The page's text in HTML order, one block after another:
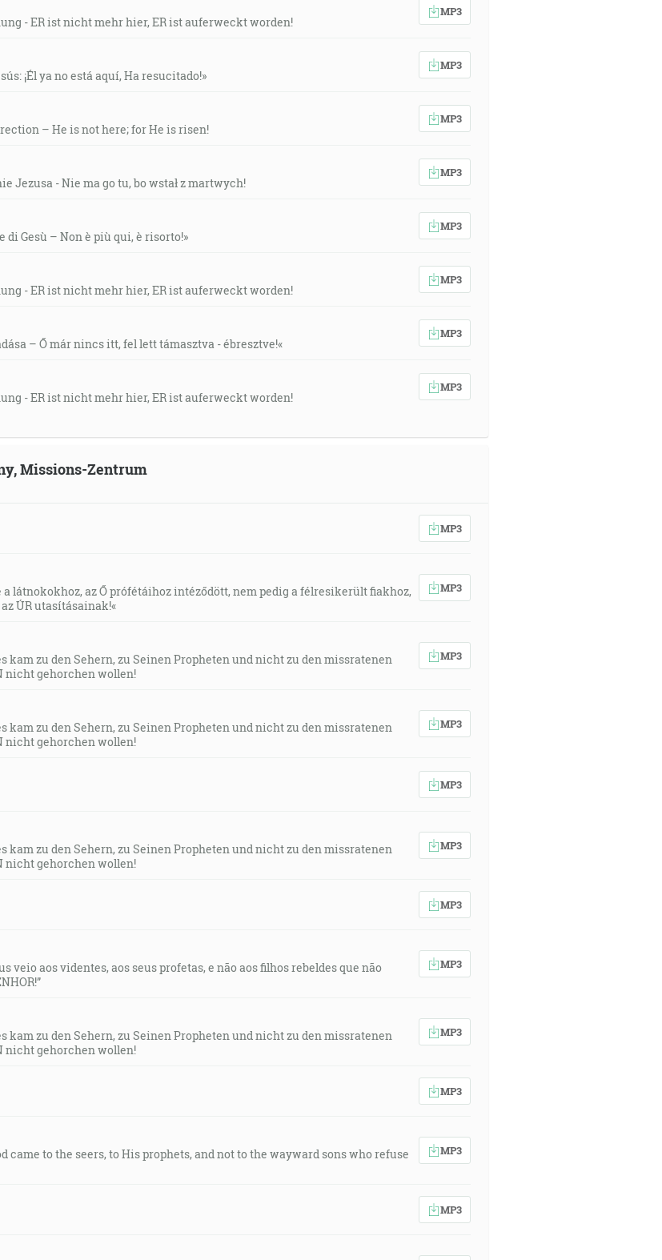
- ER ist nicht mehr hier, ER ist auferweckt worden!
MP3
¡Él ya no está aquí, Ha resucitado!»
MP3
– He is not here; for He is risen!
MP3
Jezusa - Nie ma go tu, bo wstał z martwych!
MP3
di Gesù – Non è più qui, è risorto!»
MP3
- ER ist nicht mehr hier, ER ist auferweckt worden!
MP3
– Ő már nincs itt, fel lett támasztva - ébresztve!«
MP3
- ER ist nicht mehr hier, ER ist auferweckt worden!
MP3
Missions-Zentrum
MP3
a látnokokhoz, az Ő prófétáihoz intéződött, nem pedig a félresikerült fiakhoz,
ÚR utasításainak!«
MP3
kam zu den Sehern, zu Seinen Propheten und nicht zu den missratenen
nicht gehorchen wollen!
MP3
kam zu den Sehern, zu Seinen Propheten und nicht zu den missratenen
nicht gehorchen wollen!
MP3
MP3
kam zu den Sehern, zu Seinen Propheten und nicht zu den missratenen
nicht gehorchen wollen!
MP3
MP3
veio aos videntes, aos seus profetas, e não aos filhos rebeldes que não
MP3
kam zu den Sehern, zu Seinen Propheten und nicht zu den missratenen
nicht gehorchen wollen!
MP3
MP3
came to the seers, to His prophets, and not to the wayward sons who refuse
MP3
MP3